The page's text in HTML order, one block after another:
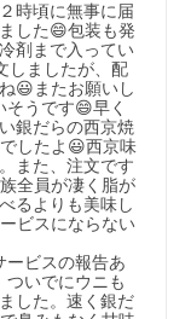
時頃に無事に届
した😄包装も発
剤まで入ってい
しましたが、配
😃またお願いし
うです😄早く
銀だらの西京焼
したよ😃西京味
また、注文です
全員が凄く脂が
るよりも美味し
ビスにならない
ービスの報告あ
ついでにウニも
した。速く銀だ